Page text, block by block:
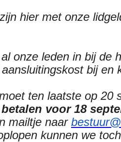
hier met onze
onze leden in bij de
bij en
ten laatste op 20
betalen voor 18
mailtje naar
kunnen we